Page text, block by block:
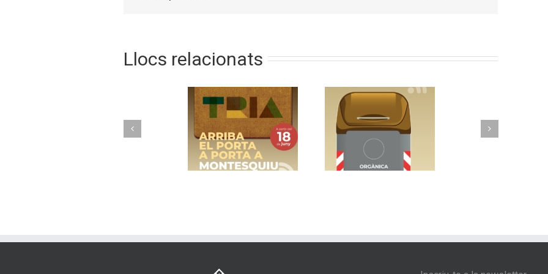
Llocs relacionats
Arriba el porta a
Torelló implanta un
nou model de
recollida avançada
Vic implanta la
porta als barris de